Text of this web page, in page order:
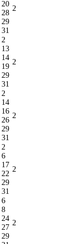
20
28
29
31
2
2
13
14
19
29
31
2
2
14
16
26
29
31
2
2
6
17
22
29
31
2
6
8
24
27
29
2